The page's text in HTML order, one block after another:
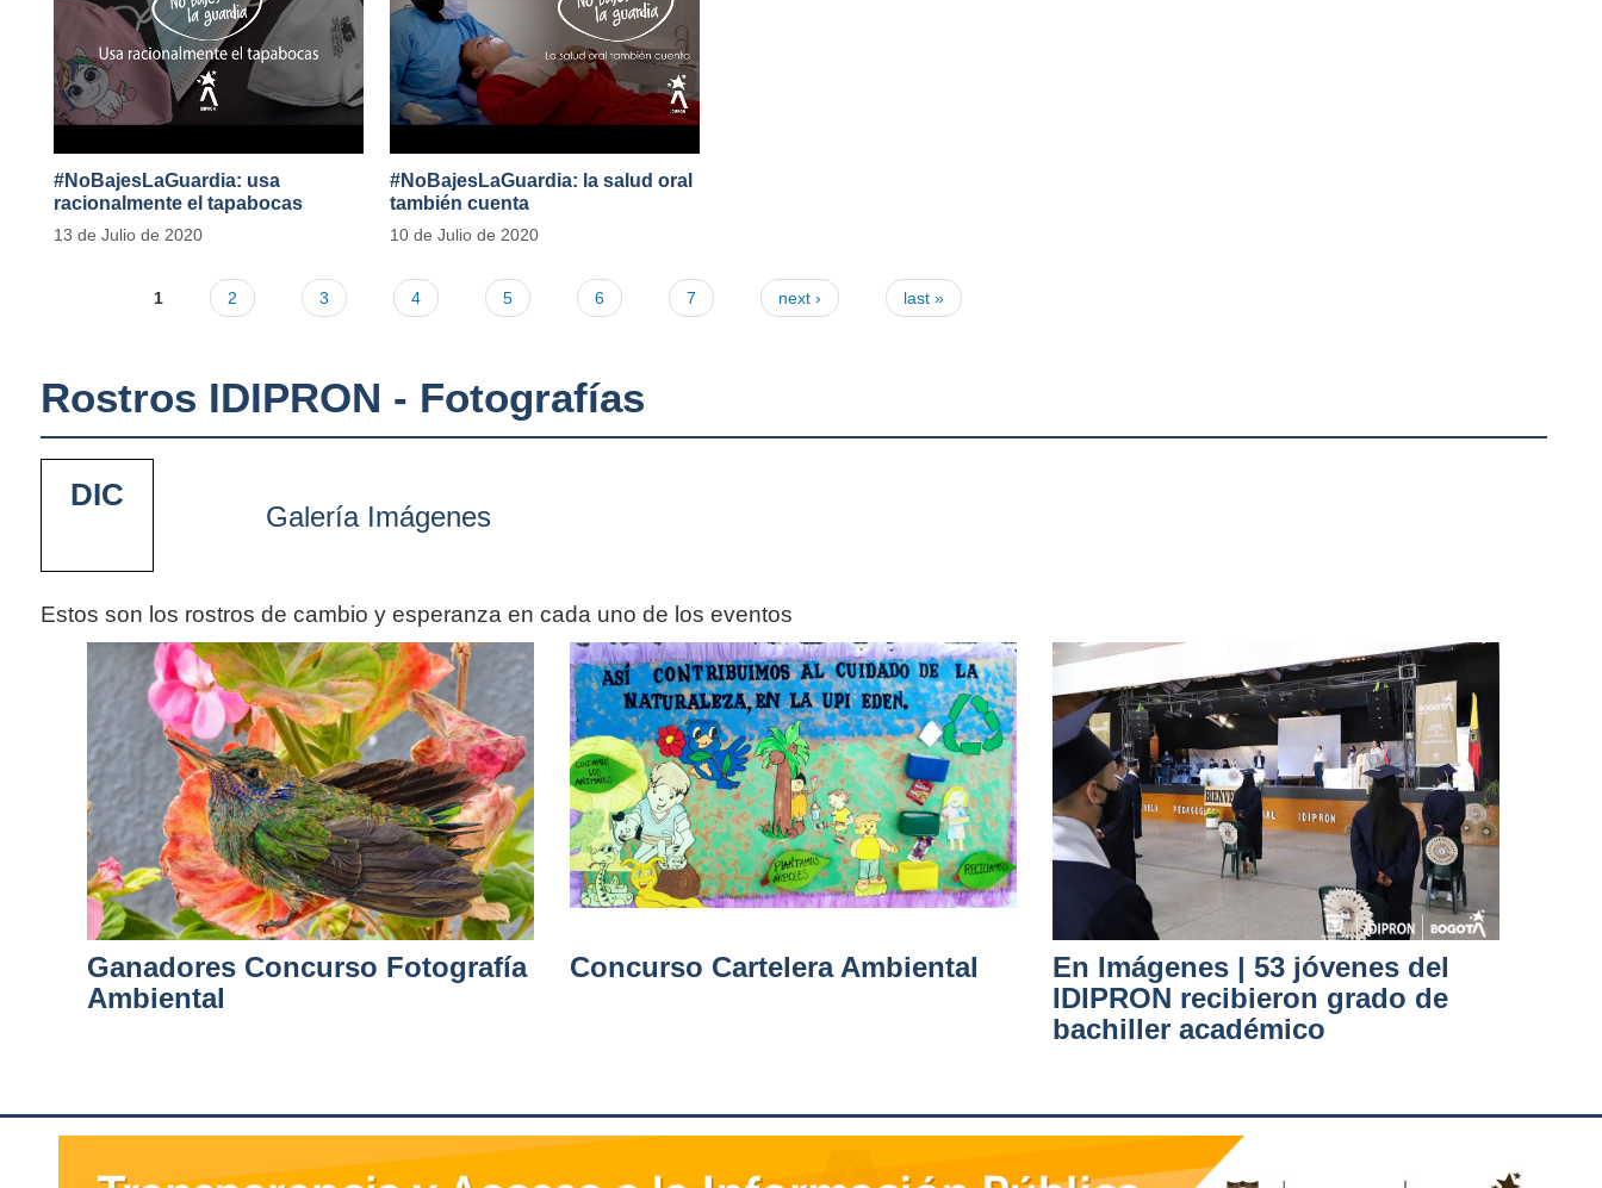
#NoBajesLaGuardia: usa
racionalmente el tapabocas
13 de Julio de 2020
#NoBajesLaGuardia: la salud oral
también cuenta
10 de Julio de 2020
1 2 3 4 5 6 7 next › last »
Rostros IDIPRON - Fotografías
Galería Imágenes
Estos son los rostros de cambio y esperanza en cada uno de los eventos
Ganadores Concurso Fotografía
Ambiental
Concurso Cartelera Ambiental
En Imágenes | 53 jóvenes del
IDIPRON recibieron grado de
bachiller académico
DIC